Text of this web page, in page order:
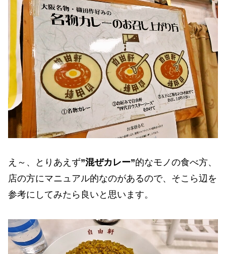
え～、とりあえず”混ぜカレー”的なモノの食べ方、
店の方にマニュアル的なのがあるので、そこら辺を
参考にしてみたら良いと思います。